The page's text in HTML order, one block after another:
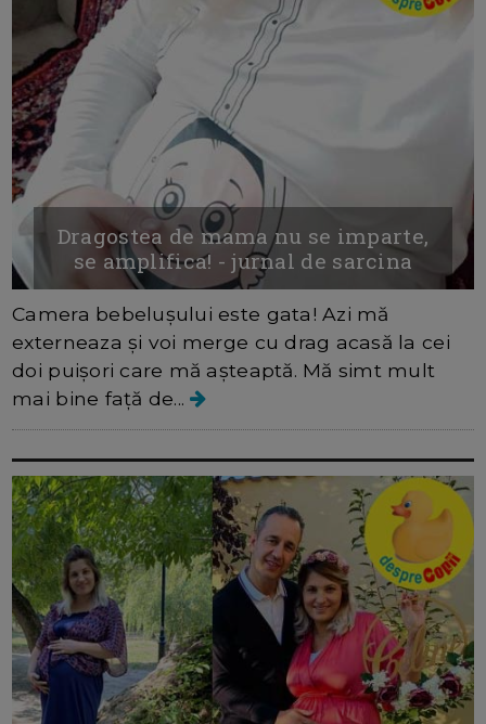
Dragostea de mama nu se imparte,
se amplifica! - jurnal de sarcina
Camera bebelușului este gata! Azi mă
externeaza și voi merge cu drag acasă la cei
doi puișori care mă așteaptă. Mă simt mult
mai bine față de...